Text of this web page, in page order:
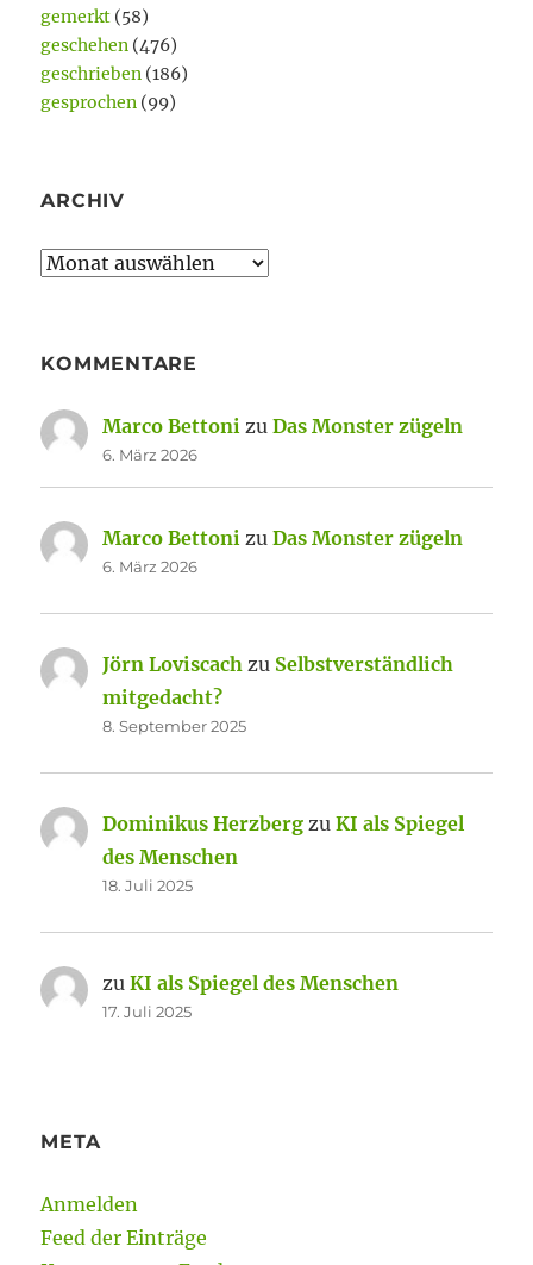
gemerkt (58)
geschehen (476)
geschrieben (186)
gesprochen (99)
ARCHIV
Archiv
KOMMENTARE
Marco Bettoni zuDas Monster zügeln
6. März 2026
Marco Bettoni zuDas Monster zügeln
6. März 2026
Jörn Loviscach zu Selbstverständlich
mitgedacht?
8. September 2025
Dominikus Herzberg zuKI als Spiegel
des Menschen
18. Juli 2025
zuKI als Spiegel des Menschen
17. Juli 2025
META
Anmelden
Feed der Einträge